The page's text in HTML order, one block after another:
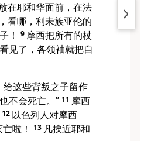
在耶和华面前，在法
看哪， 利未族亚伦的
！
9 摩西把所有的杖
见了，各领袖就把自
这些背叛之子留作
不会死亡。” 11 摩西
12 以色列人对摩西
啦！
13 凡挨近耶和